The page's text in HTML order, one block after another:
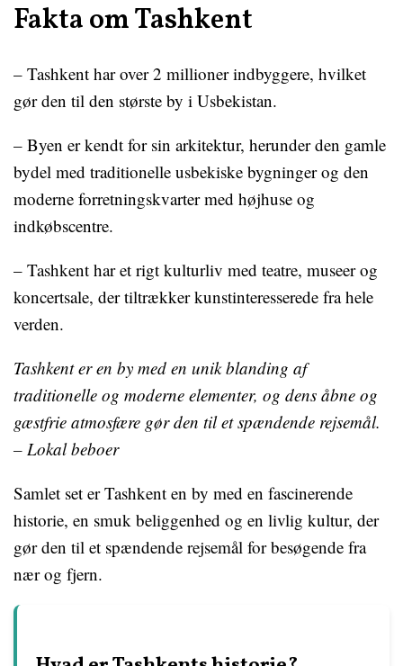
Fakta om Tashkent
– Tashkent har over 2 millioner indbyggere, hvilket
gør den til den største by i Usbekistan.
– Byen er kendt for sin arkitektur, herunder den gamle
bydel med traditionelle usbekiske bygninger og den
moderne forretningskvarter med højhuse og
indkøbscentre.
– Tashkent har et rigt kulturliv med teatre, museer og
koncertsale, der tiltrækker kunstinteresserede fra hele
verden.
Tashkent er en by med en unik blanding af
traditionelle og moderne elementer, og dens åbne og
gæstfrie atmosfære gør den til et spændende rejsemål.
– Lokal beboer
Samlet set er Tashkent en by med en fascinerende
historie, en smuk beliggenhed og en livlig kultur, der
gør den til et spændende rejsemål for besøgende fra
nær og fjern.